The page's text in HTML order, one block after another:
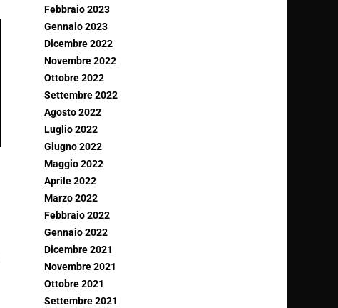
Febbraio 2023
Gennaio 2023
Dicembre 2022
Novembre 2022
Ottobre 2022
Settembre 2022
Agosto 2022
Luglio 2022
Giugno 2022
Maggio 2022
Aprile 2022
Marzo 2022
Febbraio 2022
Gennaio 2022
Dicembre 2021
Novembre 2021
Ottobre 2021
Settembre 2021